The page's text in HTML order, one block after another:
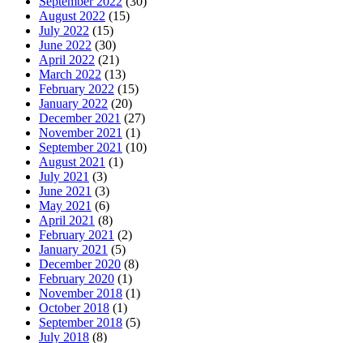
August 2022 (15)
July 2022 (15)
June 2022 (30)
April 2022 (21)
March 2022 (13)
February 2022 (15)
January 2022 (20)
December 2021 (27)
November 2021 (1)
September 2021 (10)
August 2021 (1)
July 2021 (3)
June 2021 (3)
May 2021 (6)
April 2021 (8)
February 2021 (2)
January 2021 (5)
December 2020 (8)
February 2020 (1)
November 2018 (1)
October 2018 (1)
September 2018 (5)
July 2018 (8)